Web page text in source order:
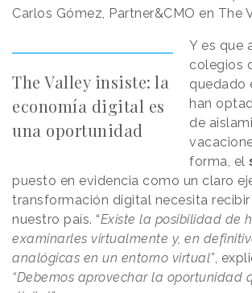
Carlos Gómez, Partner&CMO en The
The Valley insiste: la
economía digital es
una oportunidad
Y es que
colegios
quedado
han
de
forma, el
puesto en evidencia como un claro
transformación digital necesita
nuestro país. “Existe la posibilidad de
examinarles virtualmente y, en
analógicas en un entorno virtual”,
“Debemos aprovechar la oportunidad